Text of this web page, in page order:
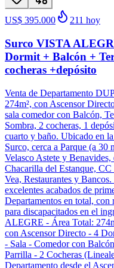
US$ 395.000 211 hoy
Surco VISTA
Dormit + Balcón +
cocheras +depósito
Venta de Departamento
274m², con Ascensor
sala comedor con Balcón,
Sombra, 2 cocheras, 1
cuarto y baño. Ubicado en
Surco, cerca a Parque (a 30
Velasco Astete y Benavides,
Chacarilla del Estanque,
Vea, Restaurantes y
excelentes acabados de
Departamentos en total, con
para discapacitados en el
ALEGRE - Área Total:
con Ascensor Directo - 4
- Sala - Comedor con
Parrilla - 2 Cocheras
Departamento desde el